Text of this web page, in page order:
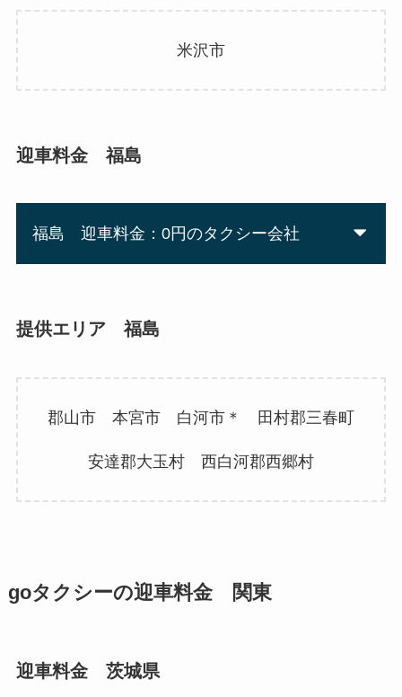
米沢市
迎車料金 福島
福島 迎車料金：0円のタクシー会社
提供エリア 福島
郡山市 本宮市 白河市＊ 田村郡三春町
安達郡大玉村 西白河郡西郷村
goタクシーの迎車料金 関東
迎車料金 茨城県